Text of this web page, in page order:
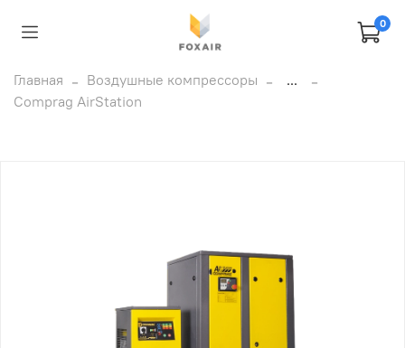
0
Главная Воздушные компрессоры
...
Comprag AirStation